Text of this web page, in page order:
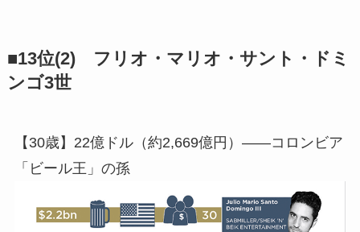
■13位(2) フリオ・マリオ・サント・ドミ
ンゴ3世
【30歳】22億ドル（約2,669億円）――コロンビア
「ビール王」の孫